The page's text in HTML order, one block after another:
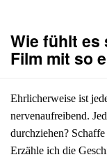
Wie fühlt es
Film mit so
Ehrlicherweise ist
nervenaufreibend.
durchziehen?
Erzähle ich die